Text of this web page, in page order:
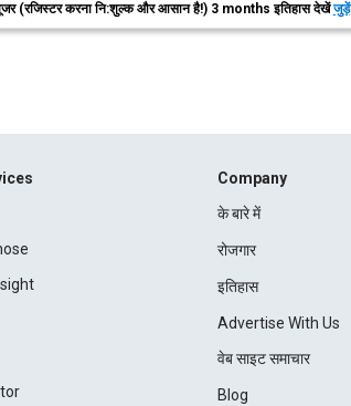
(रजिस्टर करना नि:शुल्क और आसान है!) 3 months इतिहास देखेंजुड़ें
Company
के बारे में
रोजगार
इतिहास
Advertise With Us
वेब साइट समाचार
Blog